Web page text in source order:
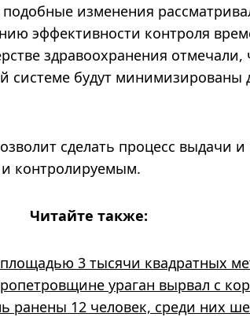
изменения
эффективности контроля
здравоохранения
системе будут минимизированы
сделать процесс выдачи
контролируемым.
Читайте также:
площадью 3 тысячи квадратных
ураган вырвал с
ранены 12 человек, среди них